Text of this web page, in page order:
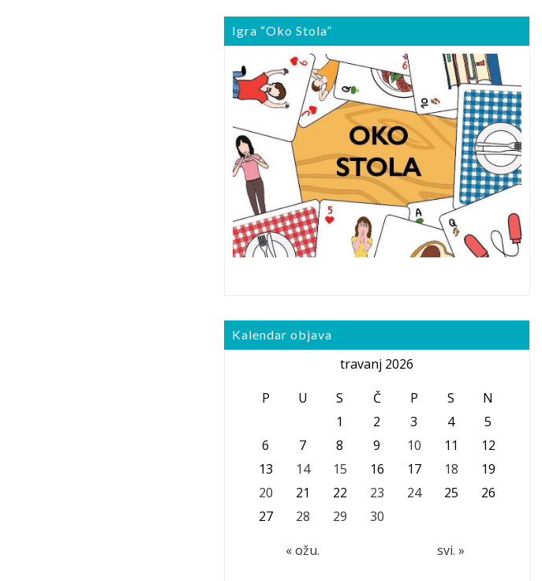
Igra “Oko Stola”
Kalendar objava
travanj 2026
P
U S Č P S N
« ožu. svi. »
1 2 3 4
5
6
7 8 9 10 11
12
13
14 15 16 17 18
19
20
21 22 23 24 25
26
27
28 29 30